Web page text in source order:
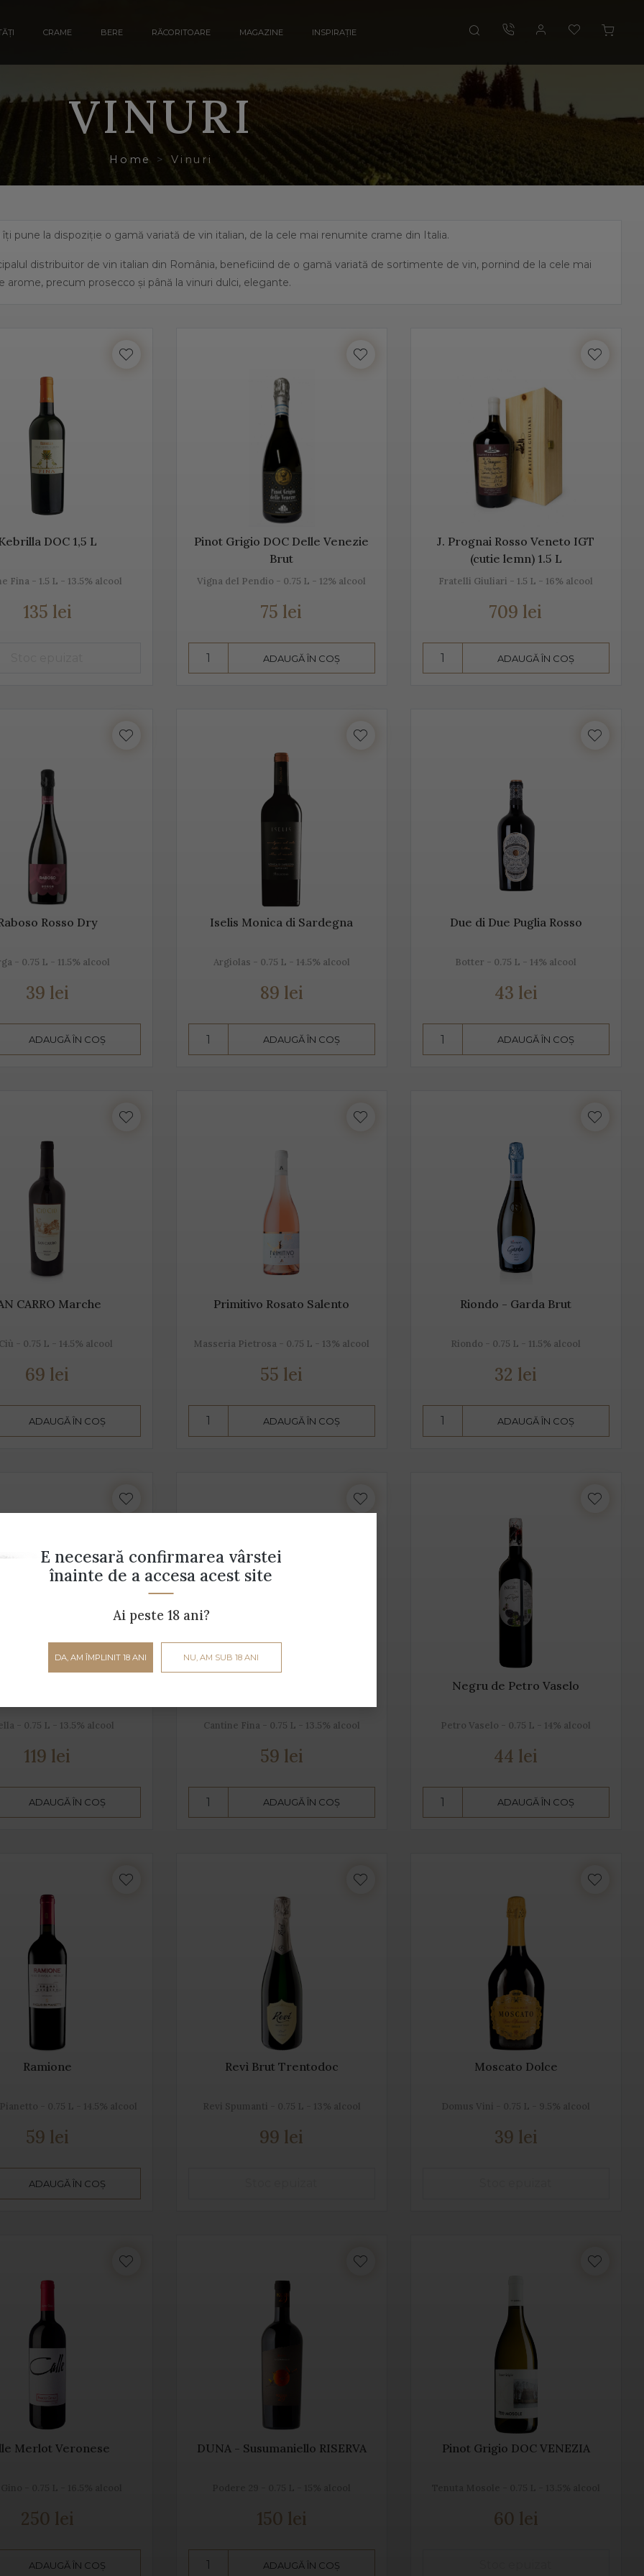
CRAME BERE RĂCORITOARE MAGAZINE INSPIRAȚIE
VINURI
Home Vinuri
îți pune la dispoziție o gamă variată de vin italian, de la cele mai renumite crame din Italia.
distribuitor de vin italian din România, beneficiind de o gamă variată de sortimente de vin, pornind de la cele mai
arome, precum prosecco și până la vinuri dulci, elegante.
etichetelor de vin de pe Vino Italia este numeroasă și asta pentru că ne dorim să aducem Italia la tine acasă!
este un vin spumant rafinat, cunoscut în Italia dar și în întreaga lume. Vino Italia aduce Prosecco la tine acasă, chiar din
unde este fabricat și asta pentru că ne dorim să vă facem cunoștință cu tradiția, cu locul, cu gustul, dar mai ales cu
acestei băuturi.
e cel mai cunoscut vin spumant din Italia. E adesea comparat cu Champagne, însă ele diferă datorită modului de
înseamnă mai mult decât „bule”, mai mult decât vin spumant, înseamnă aromă și gust deosebit, dar și un proces de
este realizat din diferite sortimente de struguri, însă Glera este de departe cel mai cunoscut. Unii producători, mai
pe lângă Glera și alte soiuri de struguri, precum: Verdiso, Bianchetta Trevigiana, Perera, Glera lunga, Chardonnay, Pinot
Grigio sau Pinot Nero.
Prosecco provine de la locul de origine - satul Prosecco, situat foarte aproape de Trieste. Peste 50% din producția de
provine din acele locuri, mai exact din regiunile Conegliano și Valdobbiadene, acolo unde sunt peste 150 de producători.
s-au asociat într-un Consorțiu pentru a proteja acest vin spumant italian, cunoscut sub această denumire.
este un vin cunoscut pentru prospețime, este un vin care nu fermentează după îmbuteliere și care se consumă de regulă,
pe care îl poate oferi între dulceața fructelor și aciditatea băuturii.
DOC 1,5 L
Fina - 1.5 L - 13.5% alcool
135 lei
Pinot Grigio DOC Delle Venezie
Brut
Vigna del Pendio - 0.75 L - 12% alcool
75 lei
ADAUGĂ ÎN COȘ
J. Prognai Rosso Veneto IGT
(cutie lemn) 1.5 L
Fratelli Giuliari - 1.5 L - 16% alcool
709 lei
ADAUGĂ ÎN COȘ
Rosso Dry
- 0.75 L - 11.5% alcool
39 lei
ADAUGĂ ÎN COȘ
Iselis Monica di Sardegna
Argiolas - 0.75 L - 14.5% alcool
89 lei
ADAUGĂ ÎN COȘ
Due di Due Puglia Rosso
Botter - 0.75 L - 14% alcool
43 lei
ADAUGĂ ÎN COȘ
CARRO Marche
- 0.75 L - 14.5% alcool
69 lei
ADAUGĂ ÎN COȘ
Primitivo Rosato Salento
Masseria Pietrosa - 0.75 L - 13% alcool
55 lei
ADAUGĂ ÎN COȘ
Riondo - Garda Brut
Riondo - 0.75 L - 11.5% alcool
32 lei
ADAUGĂ ÎN COȘ
- 0.75 L - 13.5% alcool
119 lei
ADAUGĂ ÎN COȘ
Cantine Fina - 0.75 L - 13.5% alcool
59 lei
ADAUGĂ ÎN COȘ
Negru de Petro Vaselo
Petro Vaselo - 0.75 L - 14% alcool
44 lei
ADAUGĂ ÎN COȘ
Ramione
- 0.75 L - 14.5% alcool
59 lei
ADAUGĂ ÎN COȘ
Revì Brut Trentodoc
Revi Spumanti - 0.75 L - 13% alcool
99 lei
Moscato Dolce
Domus Vini - 0.75 L - 9.5% alcool
39 lei
Merlot Veronese
250 lei
ADAUGĂ ÎN COȘ
DUNA - Susumaniello RISERVA
150 lei
ADAUGĂ ÎN COȘ
Pinot Grigio DOC VENEZIA
60 lei
E necesară confirmarea vârstei
înainte de a accesa acest site
Ai peste 18 ani?
DA, AM ÎMPLINIT 18 ANI NU, AM SUB 18 ANI